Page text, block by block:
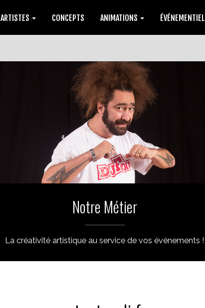
ARTISTES CONCEPTS ANIMATIONS ÉVÉNEMENTIEL
Notre Métier
La créativité artistique au service de vos événements !